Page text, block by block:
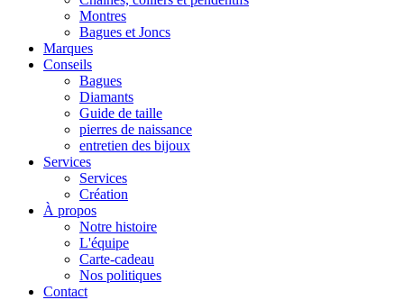
Montres
Bagues et Joncs
Marques
Conseils
Bagues
Diamants
Guide de taille
pierres de naissance
entretien des bijoux
Services
Services
Création
À propos
Notre histoire
L'équipe
Carte-cadeau
Nos politiques
Contact